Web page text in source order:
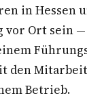
in Hessen
vor Ort sein
den
Betrieb.